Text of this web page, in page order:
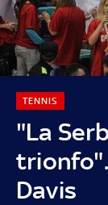
"La
Davis
TENNIS